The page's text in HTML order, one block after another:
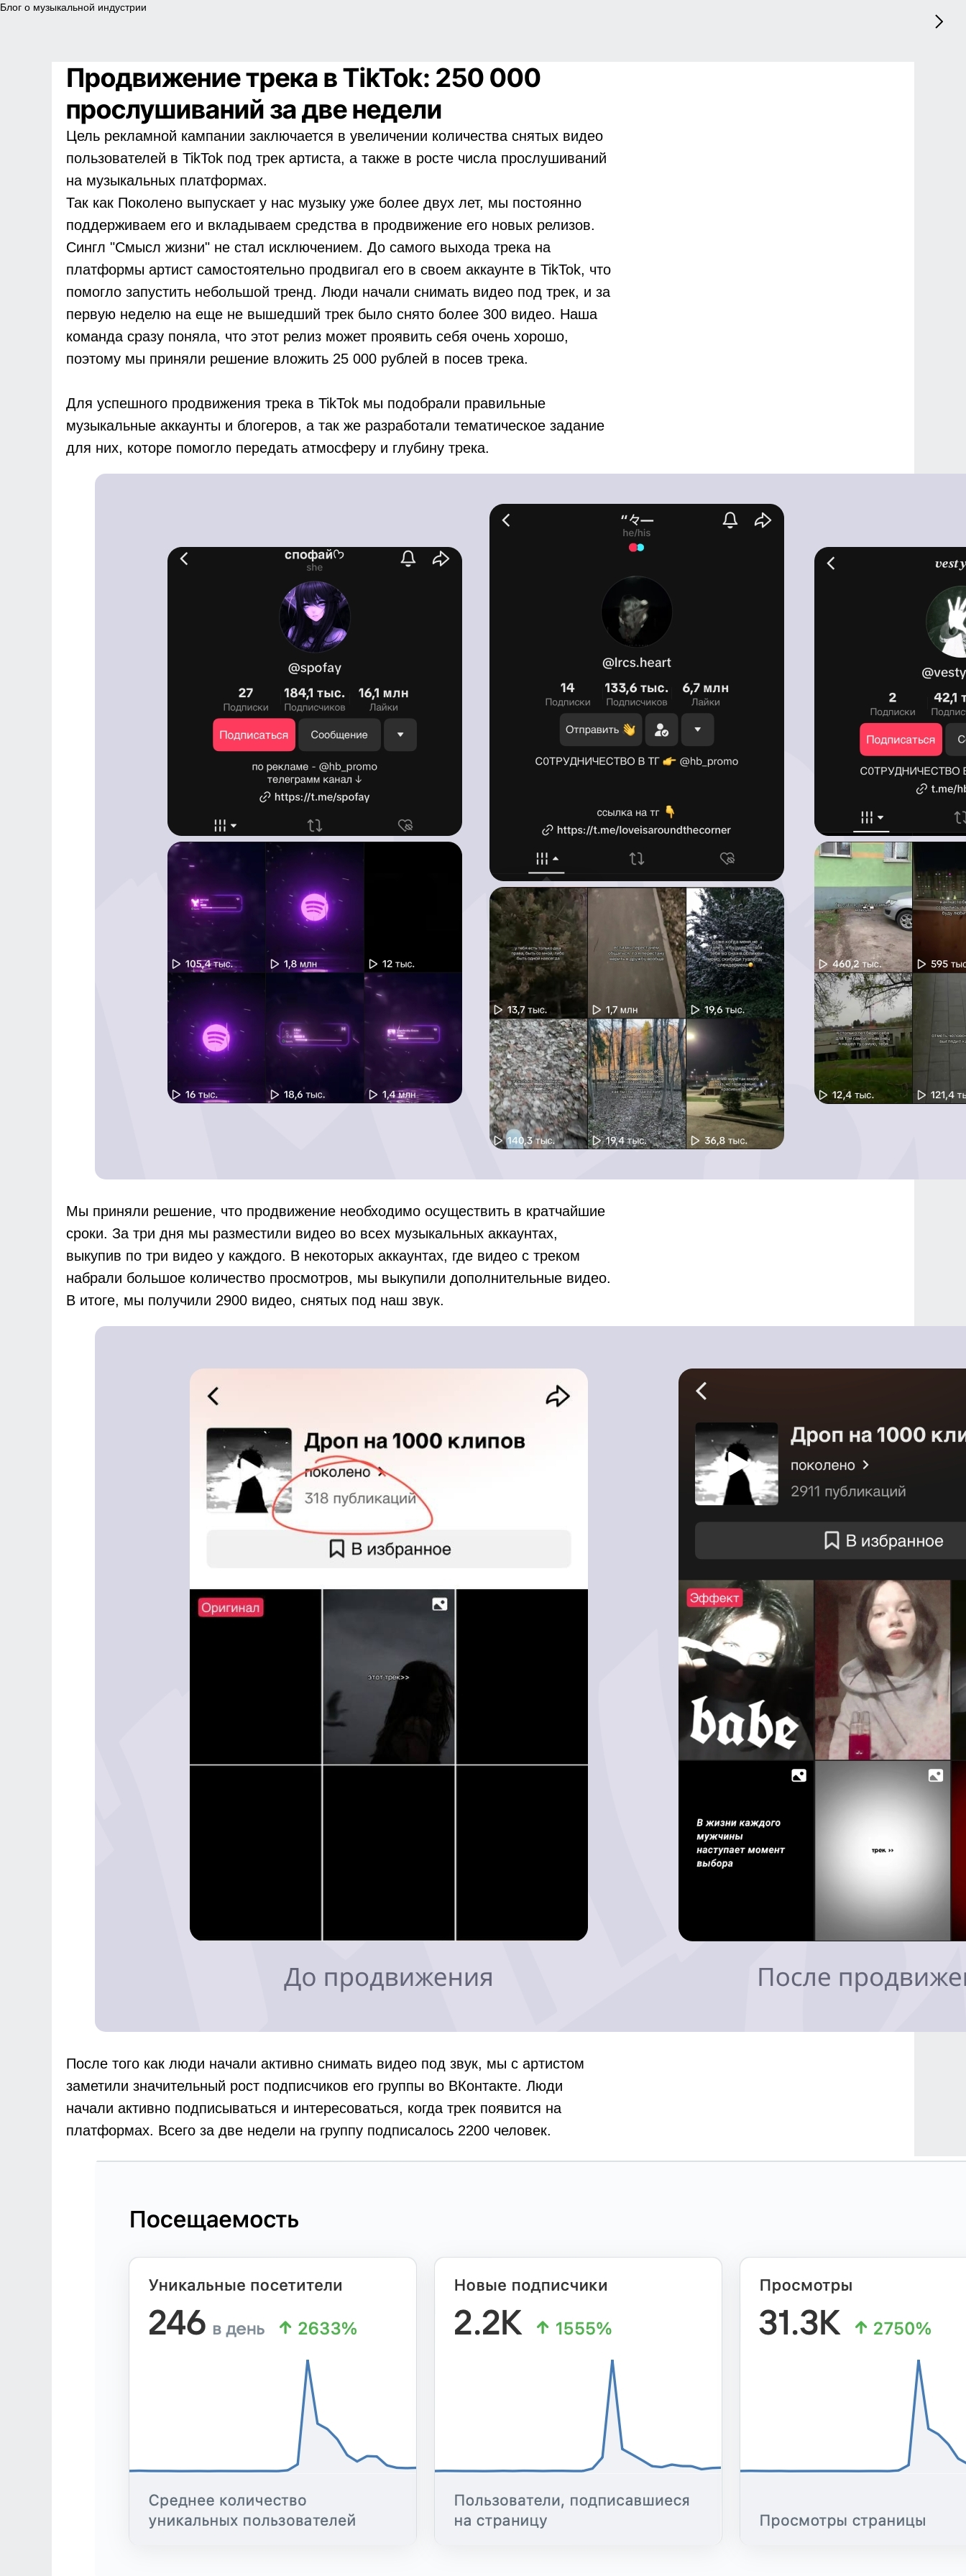
Блог о музыкальной индустрии
Продвижение трека в TikTok: 250 000
прослушиваний за две недели
Цель рекламной кампании заключается в увеличении количества снятых видео
пользователей в TikTok под трек артиста, а также в росте числа прослушиваний
на музыкальных платформах.
Так как Поколено выпускает у нас музыку уже более двух лет, мы постоянно
поддерживаем его и вкладываем средства в продвижение его новых релизов.
Сингл "Смысл жизни" не стал исключением. До самого выхода трека на
платформы артист самостоятельно продвигал его в своем аккаунте в TikTok, что
помогло запустить небольшой тренд. Люди начали снимать видео под трек, и за
первую неделю на еще не вышедший трек было снято более 300 видео. Наша
команда сразу поняла, что этот релиз может проявить себя очень хорошо,
поэтому мы приняли решение вложить 25 000 рублей в посев трека.
Для успешного продвижения трека в TikTok мы подобрали правильные
музыкальные аккаунты и блогеров, а так же разработали тематическое задание
для них, которе помогло передать атмосферу и глубину трека.
Мы приняли решение, что продвижение необходимо осуществить в кратчайшие
сроки. За три дня мы разместили видео во всех музыкальных аккаунтах,
выкупив по три видео у каждого. В некоторых аккаунтах, где видео с треком
набрали большое количество просмотров, мы выкупили дополнительные видео.
В итоге, мы получили 2900 видео, снятых под наш звук.
После того как люди начали активно снимать видео под звук, мы с артистом
заметили значительный рост подписчиков его группы во ВКонтакте. Люди
начали активно подписываться и интересоваться, когда трек появится на
платформах. Всего за две недели на группу подписалось 2200 человек.